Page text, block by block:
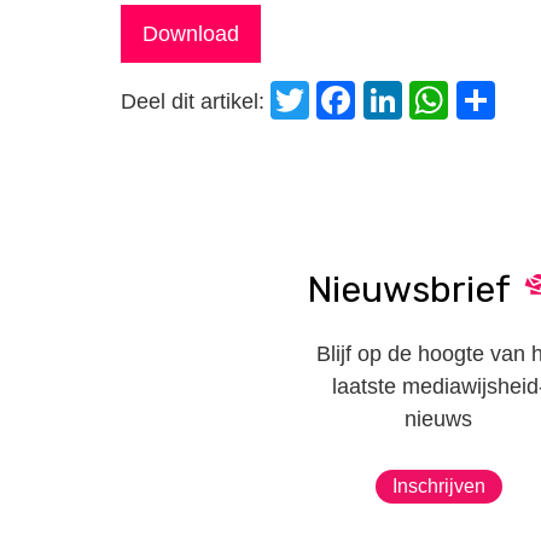
Download
Deel dit artikel: Twitter
Facebook
LinkedIn
Nieuwsbrief
Blijf op de hoogte van
laatste
nieuws
Inschrijven